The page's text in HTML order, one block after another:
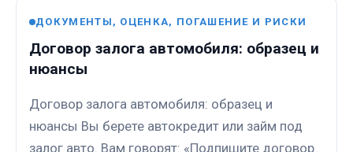
ДОКУМЕНТЫ, ОЦЕНКА, ПОГАШЕНИЕ И РИСКИ
Договор залога автомобиля: образец и
нюансы
Договор залога автомобиля: образец и
нюансы Вы берете автокредит или займ под
залог авто. Вам говорят: «Подпишите договор